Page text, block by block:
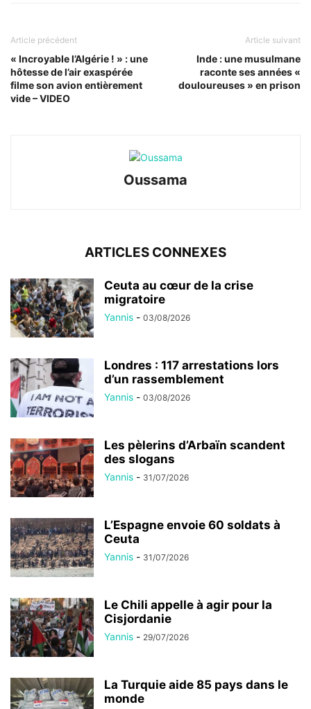
Article précédent
« Incroyable l’Algérie ! » : une
hôtesse de l’air exaspérée
filme son avion entièrement
vide – VIDEO
Article suivant
Inde : une musulmane
raconte ses années «
douloureuses » en prison
Oussama
ARTICLES CONNEXES
Ceuta au cœur de la crise
migratoire
Yannis - 03/08/2026
Londres : 117 arrestations lors
d’un rassemblement
Yannis - 03/08/2026
Les pèlerins d’Arbaïn scandent
des slogans
Yannis - 31/07/2026
L’Espagne envoie 60 soldats à
Ceuta
Yannis - 31/07/2026
Le Chili appelle à agir pour la
Cisjordanie
Yannis - 29/07/2026
La Turquie aide 85 pays dans le
monde